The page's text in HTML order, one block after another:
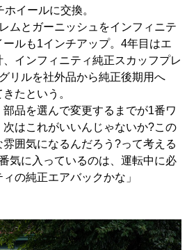
イールに交換。
ムとガーニッシュをインフィニテ
ルも1インチアップ。4年目はエ
インフィニティ純正スカッフプレ
リルを社外品から純正後期用へ
たという。
部品を選んで変更するまでが1番ワ
はこれがいいんじゃないか?この
囲気になるんだろう?って考える
気に入っているのは、運転中に必
の純正エアバックかな」